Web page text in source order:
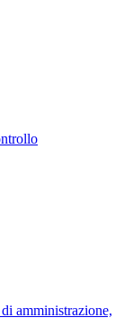
amministrazione,